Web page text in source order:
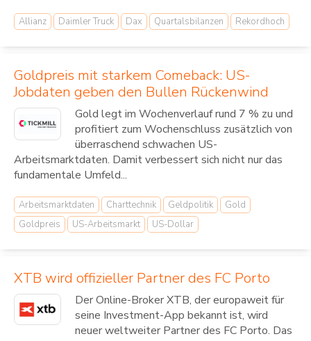
Allianz Daimler Truck Dax Quartalsbilanzen Rekordhoch
Goldpreis mit starkem Comeback: US-
Jobdaten geben den Bullen Rückenwind
Gold legt im Wochenverlauf rund 7 % zu und
profitiert zum Wochenschluss zusätzlich von
überraschend schwachen US-
Arbeitsmarktdaten. Damit verbessert sich nicht nur das
fundamentale Umfeld...
Arbeitsmarktdaten Charttechnik Geldpolitik
Gold
Goldpreis
US-Arbeitsmarkt US-Dollar
XTB wird offizieller Partner des FC Porto
Der Online-Broker XTB, der europaweit für
seine Investment-App bekannt ist, wird
neuer weltweiter Partner des FC Porto. Das